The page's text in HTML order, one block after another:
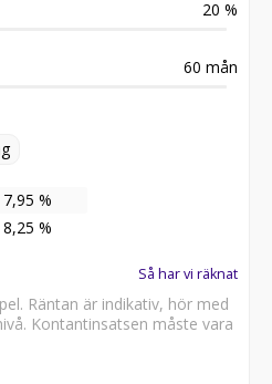
20 %
60 mån
7,95 %
8,25 %
Så har vi räknat
Räntan är indikativ, hör med
Kontantinsatsen måste vara